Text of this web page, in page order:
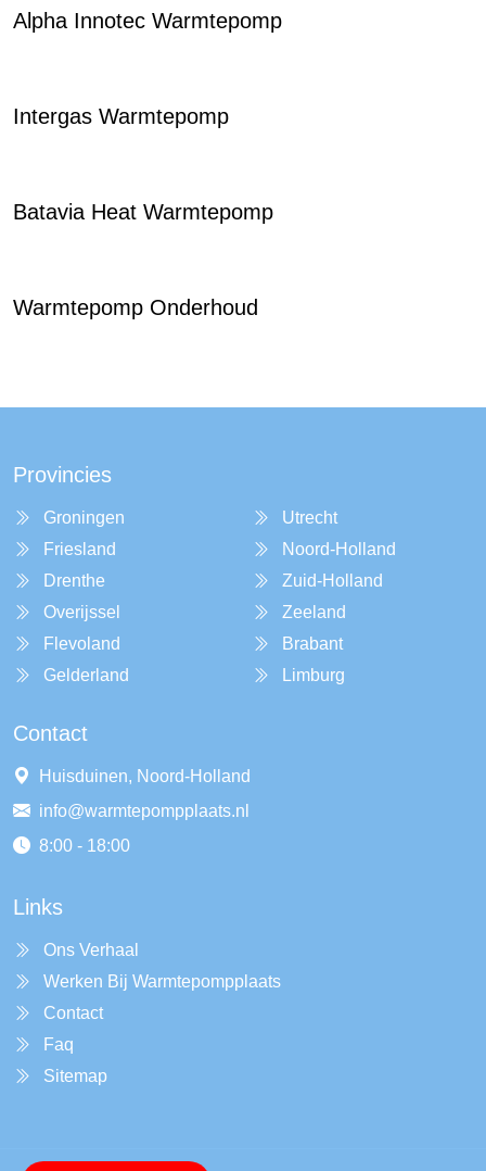
Alpha Innotec Warmtepomp
Intergas Warmtepomp
Batavia Heat Warmtepomp
Warmtepomp Onderhoud
Provincies
Groningen
Friesland
Drenthe
Overijssel
Flevoland
Gelderland
Utrecht
Noord-Holland
Zuid-Holland
Zeeland
Brabant
Limburg
Contact
Huisduinen, Noord-Holland
info@warmtepompplaats.nl
8:00 - 18:00
Links
Ons Verhaal
Werken Bij Warmtepompplaats
Contact
Faq
Sitemap